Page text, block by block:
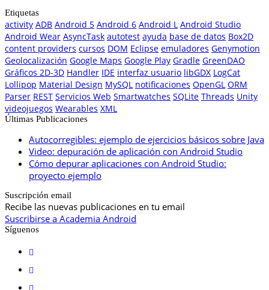
Etiquetas
activity ADB Android 5 Android 6 Android L Android Studio
Android Wear AsyncTask autotest ayuda base de datos Box2D
content providers cursos DOM Eclipse emuladores Genymotion
Geolocalización Google Maps Google Play Gradle GreenDAO
Gráficos 2D-3D Handler IDE interfaz usuario libGDX LogCat
Lollipop Material Design MySQL notificaciones OpenGL ORM
Parser REST Servicios Web Smartwatches SQLite Threads Unity
videojuegos Wearables XML
Últimas Publicaciones
Autocorregibles: ejemplo de ejercicios básicos sobre Java
Video: depuración de aplicación con Android Studio
Cómo depurar aplicaciones con Android Studio:
proyecto ejemplo
Suscripción email
Recibe las nuevas publicaciones en tu email
Suscribirse a Academia Android
Síguenos